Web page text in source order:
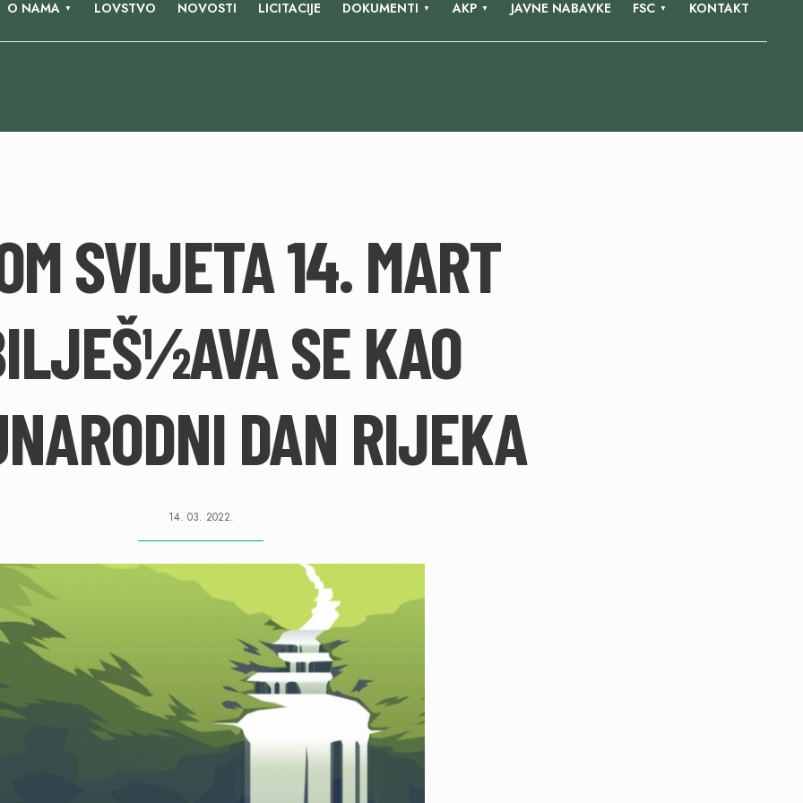
O NAMA LOVSTVO NOVOSTI LICITACIJE DOKUMENTI AKP JAVNE NABAVKE FSC KONTAKT
SVIJETA 14. MART
SE KAO
DAN RIJEKA
14. 03. 2022.